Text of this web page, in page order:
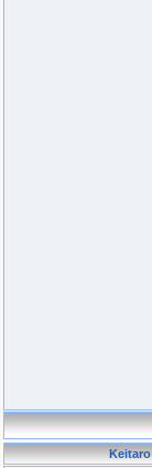
Keitaro